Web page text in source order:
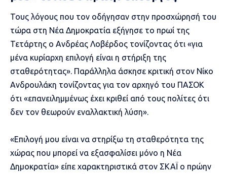
Τους λόγους που τον οδήγησαν στην προσχώρησή του
τώρα στη Νέα Δημοκρατία εξήγησε το πρωί της
Τετάρτης ο Ανδρέας Λοβέρδος τονίζοντας ότι «για
μένα κυρίαρχη επιλογή είναι η στήριξη της
σταθερότητας». Παράλληλα άσκησε κριτική στον Νίκο
Ανδρουλάκη τονίζοντας για τον αρχηγό του ΠΑΣΟΚ
ότι «επανειλημμένως έχει κριθεί από τους πολίτες ότι
δεν τον θεωρούν εναλλακτική λύση».
«Επιλογή μου είναι να στηρίξω τη σταθερότητα της
χώρας που μπορεί να εξασφαλίσει μόνο η Νέα
Δημοκρατία» είπε χαρακτηριστικά στον ΣΚΑΪ ο πρώην